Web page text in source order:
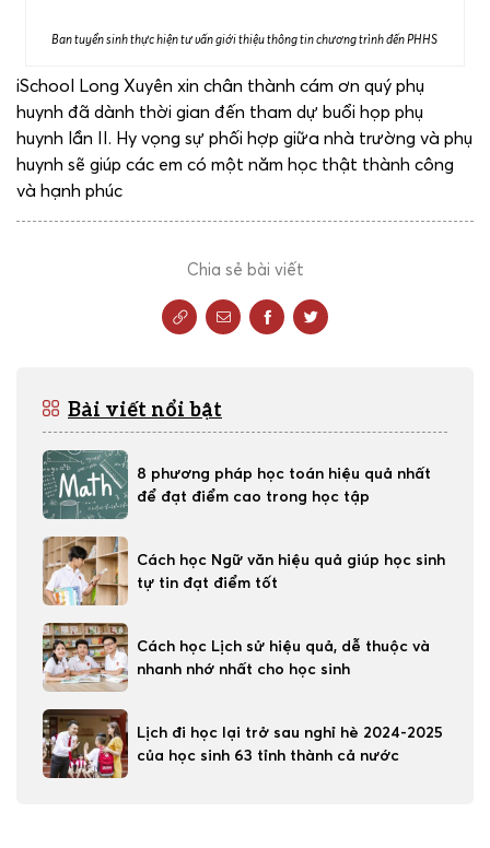
Ban tuyển sinh thực hiện tư vấn giới thiệu thông tin chương trình đến PHHS
iSchool Long Xuyên xin chân thành cám ơn quý phụ
huynh đã dành thời gian đến tham dự buổi họp phụ
huynh lần II. Hy vọng sự phối hợp giữa nhà trường và phụ
huynh sẽ giúp các em có một năm học thật thành công
và hạnh phúc
Chia sẻ bài viết
Bài viết nổi bật
8 phương pháp học toán hiệu quả nhất
để đạt điểm cao trong học tập
Cách học Ngữ văn hiệu quả giúp học sinh
tự tin đạt điểm tốt
Cách học Lịch sử hiệu quả, dễ thuộc và
nhanh nhớ nhất cho học sinh
Lịch đi học lại trở sau nghỉ hè 2024-2025
của học sinh 63 tỉnh thành cả nước